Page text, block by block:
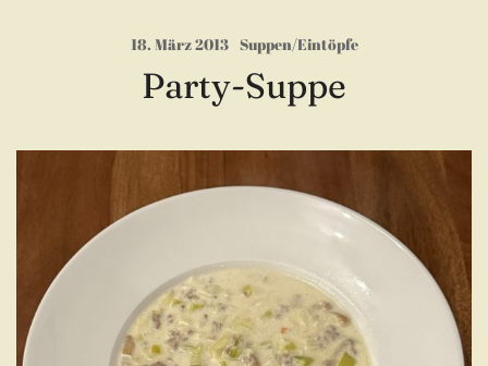
18. März 2013 Suppen/Eintöpfe
Party-Suppe